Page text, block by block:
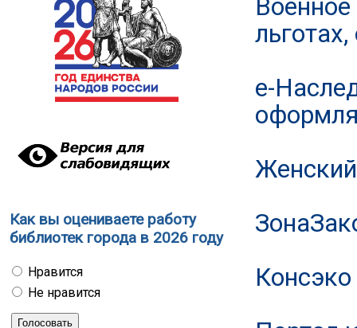
Как вы оцениваете работу
библиотек города в 2026 году
Нравится
Не нравится
е-